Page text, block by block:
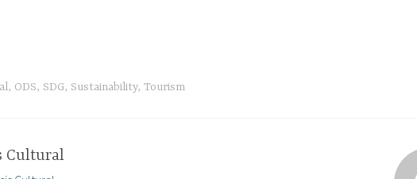
, ODS, SDG, Sustainability, Tourism
Cultural